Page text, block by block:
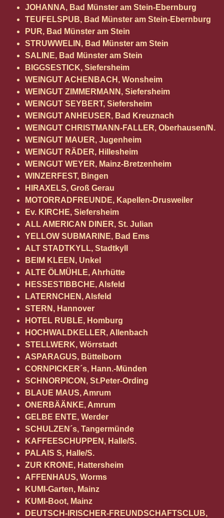
JOHANNA, Bad Münster am Stein-Ebernburg
TEUFELSPUB, Bad Münster am Stein-Ebernburg
PUR, Bad Münster am Stein
STRUWWELIN, Bad Münster am Stein
SALINE, Bad Münster am Stein
BIGGSESTICK, Siefersheim
WEINGUT ACHENBACH, Wonsheim
WEINGUT ZIMMERMANN, Siefersheim
WEINGUT SEYBERT, Siefersheim
WEINGUT ANHEUSER, Bad Kreuznach
WEINGUT CHRISTMANN-FALLER, Oberhausen/N.
WEINGUT MAUER, Jugenheim
WEINGUT RÄDER, Hillesheim
WEINGUT WEYER, Mainz-Bretzenheim
WINZERFEST, Bingen
HIRAXELS, Groß Gerau
MOTORRADFREUNDE, Kapellen-Drusweiler
Ev. KIRCHE, Siefersheim
ALL AMERICAN DINER, St. Julian
YELLOW SUBMARINE, Bad Ems
ALT STADTKYLL, Stadtkyll
BEIM KLEEN, Unkel
ALTE ÖLMÜHLE, Ahrhütte
HESSESTIBBCHE, Alsfeld
LATERNCHEN, Alsfeld
STERN, Hannover
HOTEL RUBLE, Homburg
HOCHWALDKELLER, Allenbach
STELLWERK, Wörrstadt
ASPARAGUS, Büttelborn
CORNPICKER´s, Hann.-Münden
SCHNORPICON, St.Peter-Ording
BLAUE MAUS, Amrum
ONERBÄÄNKE, Amrum
GELBE ENTE, Werder
SCHULZEN´s, Tangermünde
KAFFEESCHUPPEN, Halle/S.
PALAIS S, Halle/S.
ZUR KRONE, Hattersheim
AFFENHAUS, Worms
KUMI-Garten, Mainz
KUMI-Boot, Mainz
DEUTSCH-IRISCHER-FREUNDSCHAFTSCLUB,